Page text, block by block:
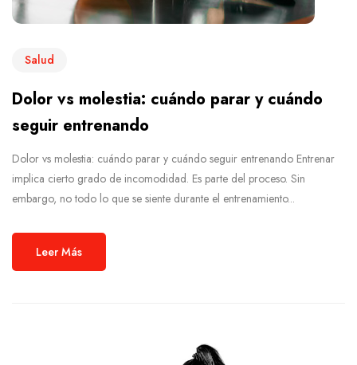
Salud
Dolor vs molestia: cuándo parar y cuándo
seguir entrenando
Dolor vs molestia: cuándo parar y cuándo seguir entrenando Entrenar
implica cierto grado de incomodidad. Es parte del proceso. Sin
embargo, no todo lo que se siente durante el entrenamiento...
Leer Más